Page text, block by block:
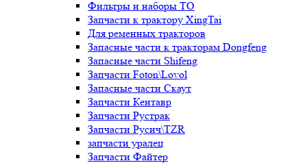
Фильтры и наборы ТО
Запчасти к трактору XingTai
Для ременных тракторов
Запасные части к тракторам Dongfeng
Запасные части Shifeng
Запчасти Foton\Lovol
Запасные части Скаут
Запчасти Кентавр
Запчасти Рустрак
Запчасти Русич\TZR
запчасти уралец
Запчасти Файтер